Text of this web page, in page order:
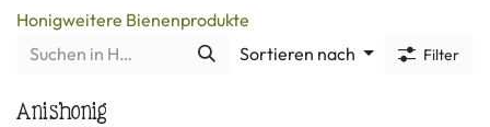
Honigweitere Bienenprodukte
Sortieren nach
Filter
Anishonig